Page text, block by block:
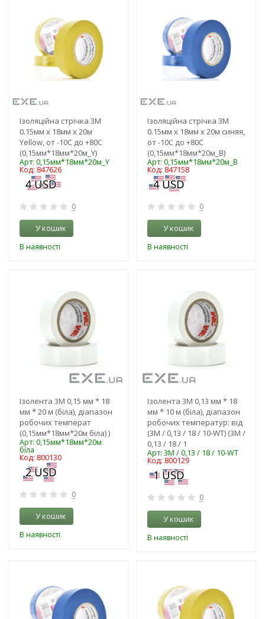
Ізоляційна стрічка 3M
0.15мм x 18мм x 20м
Yellow, от -10С до +80С
(0,15мм*18мм*20м_Y)
Арт: 0,15мм*18мм*20м_Y
Код: 847626
0
У кошик
В наявності
Ізоляційна стрічка 3M
0.15мм x 18мм x 20м синяя,
от -10С до +80С
(0,15мм*18мм*20м_B)
Арт: 0,15мм*18мм*20м_B
Код: 847158
0
У кошик
В наявності
Ізолента 3M 0,15 мм * 18
мм * 20 м (біла), діапазон
робочих температ
(0,15мм*18мм*20м біла) )
Арт: 0,15мм*18мм*20м
біла
Код: 800130
0
У кошик
В наявності
Ізолента 3M 0,13 мм * 18
мм * 10 м (біла), діапазон
робочих температур: від
(3M / 0,13 / 18 / 10-WT) (3M /
0,13 / 18 / 1
Арт: 3M / 0,13 / 18 / 10-WT
Код: 800129
0
У кошик
В наявності